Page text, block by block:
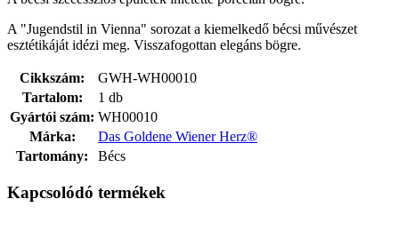
A "Jugendstil in Vienna" sorozat a kiemelkedő bécsi művészet
esztétikáját idézi meg. Visszafogottan elegáns bögre.
Cikkszám:
GWH-WH00010
Tartalom:
1 db
Gyártói szám: WH00010
Márka:
Das Goldene Wiener Herz®
Tartomány:
Bécs
Kapcsolódó termékek